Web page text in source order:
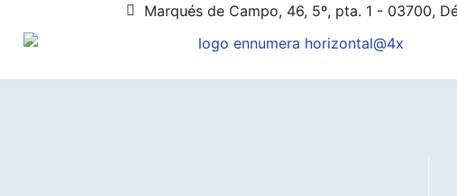
Marqués de Campo, 46, 5º, pta. 1 - 03700,